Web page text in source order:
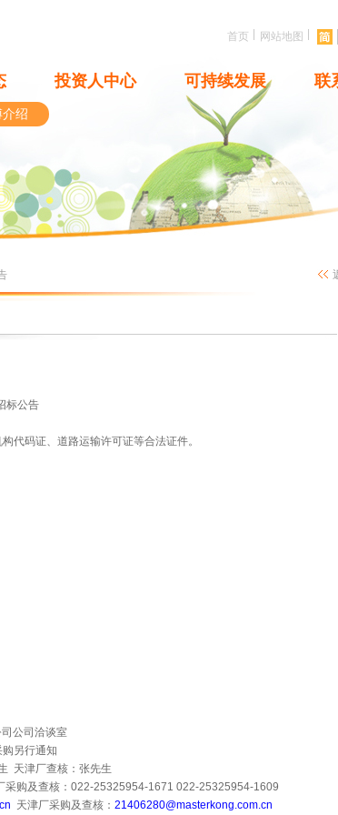
首页 网站地图
投资人中心 可持续发展 联
介绍
标公告
代码证、道路运输许可证等合法证件。
公司洽谈室
另行通知
天津厂查核：张先生
采购及查核： 022-25325954-1671 022-25325954-1609
天津厂采购及查核： 21406280@masterkong.com.cn